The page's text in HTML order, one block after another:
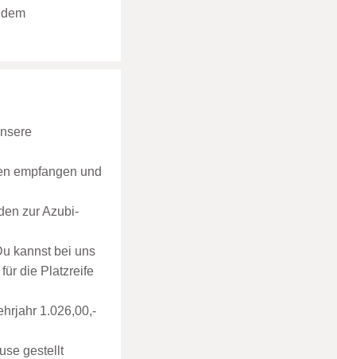
empfangen und
zur Azubi-
kannst bei uns
die Platzreife
1.026,00,-
gestellt